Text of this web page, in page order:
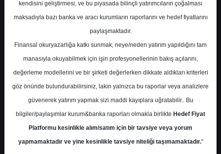
Marbaş Menkul AKSEN - Aksa Enerji
hissesi için hedef fiyatını 64.3 TL'den 96
TL'ye yükseltti, tavsiyesini AL olarak
korudu.
AKSEN, 2025 yılı 4. çeyrekte 9,92 milyar TL
hasılat, 2,93 milyar TL FAVÖK ve 1,14 milyar
TL net kâr açıklayarak beklentilere paralel
sonuçlar elde etti. 4Ç25’te gelirler yıllık
bazda %12,4 daralırken, 2025 yılı genelinde
kendisini geliştirmesi, ve bu piyasada bilinçli yatırımcıların çoğalması
maksadıyla bazı banka ve aracı kurumların raporlarını ve hedef fiyatlarını
paylaşmaktadır.
Finansal okuryazarlığa katkı sunmak, neye/neden yatırım yapıldığını tam
manasıyla okuyabilmek için işin profesyonellerinin bakış açılarını,
değerleme modellerini ve bir şirketi değerlerken dikkate aldıkları kriterleri
göz önünde bulundurabilirsiniz, lakin yalnızca bu raporlar veya analizlere
güvenerek yatırım yapmak sizi maddi kayıplara uğratabilir.. Bu
bilgiler/paylaşımlar kurum&banka raporları olmakla birlikte Hedef Fiyat
Platformu kesinlikle alım/satım için bir tavsiye veya yorum
yapmamaktadır ve yine kesinlikle tavsiye niteliği taşımamaktadır."